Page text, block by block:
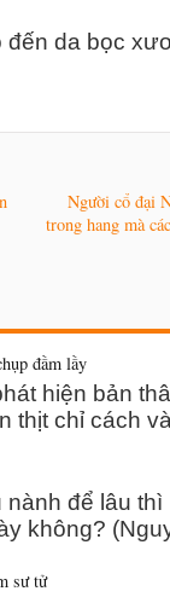
đến da bọc
Người cổ đại
trong hang mà
đầm lầy
hiện bản
thịt chỉ cách
để lâu
không?
sư tử